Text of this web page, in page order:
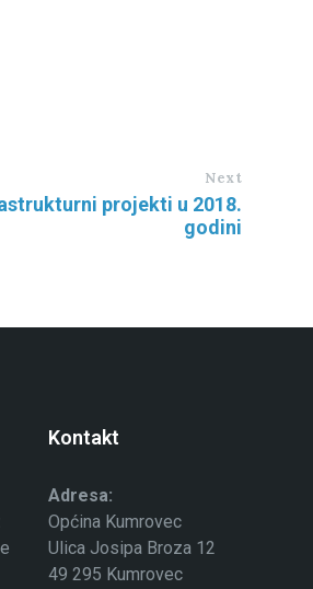
Next
projekti u 2018.
godini
Kontakt
Adresa:
Općina Kumrovec
Ulica Josipa Broza 12
49 295 Kumrovec